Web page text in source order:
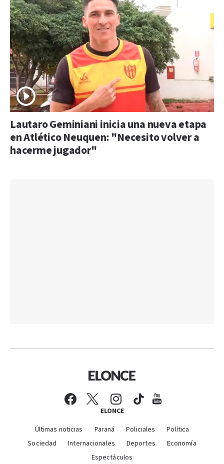
Lautaro Geminiani inicia una nueva etapa
en Atlético Neuquen: "Necesito volver a
hacerme jugador"
ELONCE
Últimas noticias Paraná Policiales
Política
Sociedad
Internacionales Deportes
Economía
Espectáculos